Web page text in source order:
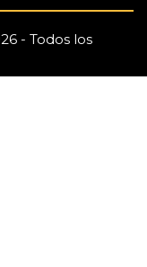
- Todos los